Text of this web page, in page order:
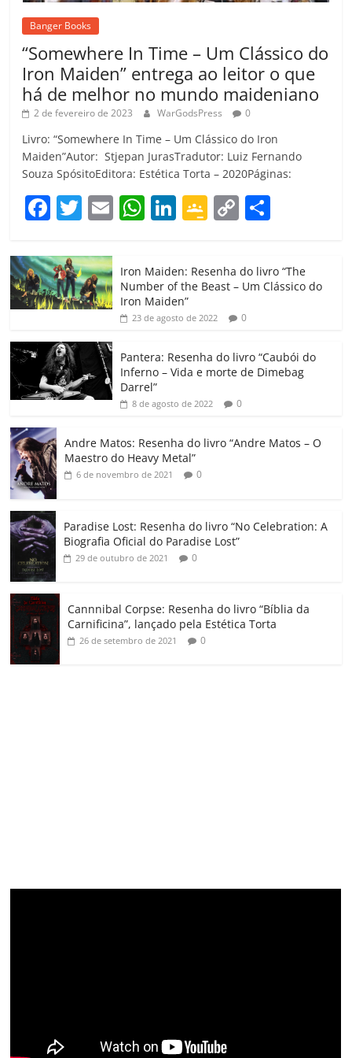
Banger Books
“Somewhere In Time – Um Clássico do
Iron Maiden” entrega ao leitor o que
há de melhor no mundo maideniano
2 de fevereiro de 2023 WarGodsPress 0
Livro: “Somewhere In Time – Um Clássico do Iron
Maiden”Autor: Stjepan JurasTradutor: Luiz Fernando
Souza SpósitoEditora: Estética Torta – 2020Páginas:
F
c
e
b
o
o
k
T
itt
er
E W
at
s
A
p
Li
e
dI
G
gl
e
Cl
a
ss
ro
o
C
p
y
Li
k
m
p
h
ar
Iron Maiden: Resenha do livro “The
Number of the Beast – Um Clássico do
Iron Maiden”
23 de agosto de 2022 0
Pantera: Resenha do livro “Caubói do
Inferno – Vida e morte de Dimebag
Darrel”
8 de agosto de 2022 0
Andre Matos: Resenha do livro “Andre Matos – O
Maestro do Heavy Metal”
6 de novembro de 2021 0
Paradise Lost: Resenha do livro “No Celebration: A
Biografia Oficial do Paradise Lost”
29 de outubro de 2021 0
Cannnibal Corpse: Resenha do livro “Bíblia da
Carnificina”, lançado pela Estética Torta
26 de setembro de 2021 0